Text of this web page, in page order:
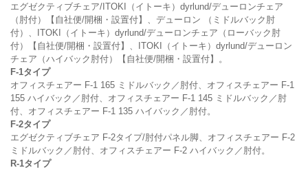
エグゼクティブチェア/ITOKI（イトーキ）dyrlund/デューロンチェア
（肘付）【自社便/開梱・設置付】、デューロン （ミドルバック肘
付）、ITOKI（イトーキ）dyrlund/デューロンチェア（ローバック肘
付）【自社便/開梱・設置付】、ITOKI（イトーキ）dyrlund/デューロン
チェア（ハイバック肘付）【自社便/開梱・設置付】。
F-1タイプ
オフィスチェアー F-1 165 ミドルバック／肘付、オフィスチェアー F-1
155 ハイバック／肘付、オフィスチェアー F-1 145 ミドルバック／肘
付、オフィスチェアー F-1 135 ハイバック／肘付。
F-2タイプ
エグゼクティブチェア F-2タイプ/肘付パネル脚、オフィスチェアー F-2
ミドルバック／肘付、オフィスチェアー F-2 ハイバック／肘付。
R-1タイプ